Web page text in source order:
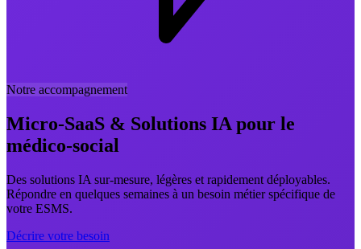
Notre accompagnement
Micro-SaaS & Solutions IA pour le
médico-social
Des solutions IA sur-mesure, légères et rapidement déployables.
Répondre en quelques semaines à un besoin métier spécifique de
votre ESMS.
Décrire votre besoin